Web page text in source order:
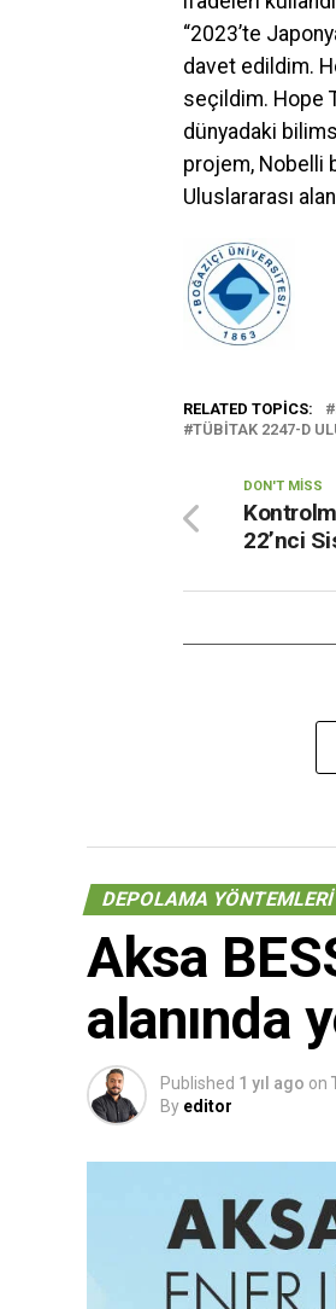
“2023’te
davet edildim.
seçildim. Hope
dünyadaki
projem, Nobelli
Uluslararası
RELATED TOPICS:
TÜBİTAK 2247-D
DON'T MISS
22’nci
DEPOLAMA YÖNTEMLERI
Aksa
alanında
Published 1 yıl ago on
By editor